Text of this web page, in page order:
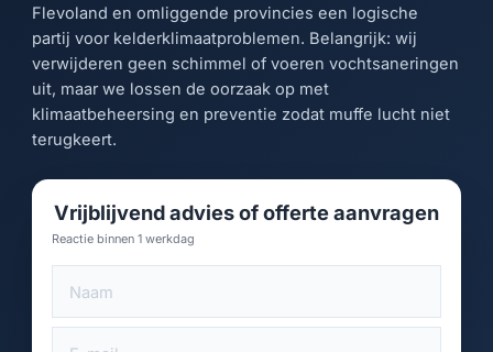
Flevoland en omliggende provincies een logische
partij voor kelderklimaatproblemen. Belangrijk: wij
verwijderen geen schimmel of voeren vochtsaneringen
uit, maar we lossen de oorzaak op met
klimaatbeheersing en preventie zodat muffe lucht niet
terugkeert.
Vrijblijvend advies of offerte aanvragen
Reactie binnen 1 werkdag